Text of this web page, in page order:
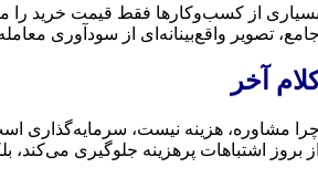
از کسب‌وکارها فقط قیمت خرید را
تصویر واقع‌بینانه‌ای از سودآوری
آخر
مشاوره، هزینه نیست، سرمایه‌گذاری
بروز اشتباهات پرهزینه جلوگیری می‌کند،